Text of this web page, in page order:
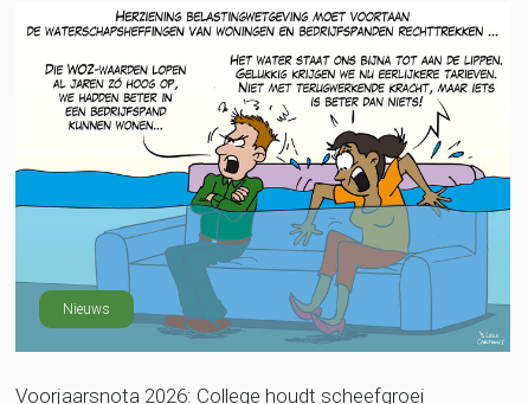
Nieuws
Voorjaarsnota 2026: College houdt scheefgroei